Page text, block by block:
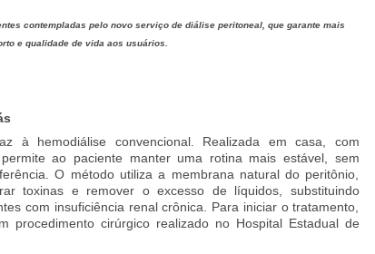
contempladas pelo novo serviço de diálise peritoneal, que garante mais
e qualidade de vida aos usuários.
à hemodiálise convencional. Realizada em casa, com
ao paciente manter uma rotina mais estável, sem
O método utiliza a membrana natural do peritônio,
toxinas e remover o excesso de líquidos, substituindo
com insuficiência renal crônica. Para iniciar o tratamento,
procedimento cirúrgico realizado no Hospital Estadual de